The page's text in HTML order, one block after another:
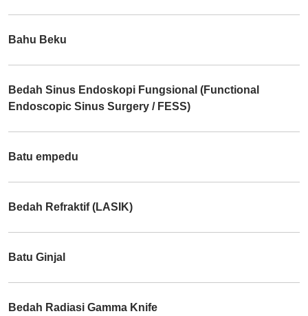
Bahu Beku
Bedah Sinus Endoskopi Fungsional (Functional
Endoscopic Sinus Surgery / FESS)
Batu empedu
Bedah Refraktif (LASIK)
Batu Ginjal
Bedah Radiasi Gamma Knife